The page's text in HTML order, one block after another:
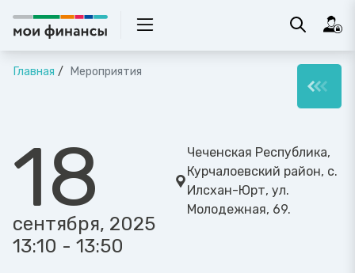
Главная Мероприятия
18
сентября, 2025
13:10 - 13:50
Чеченская Республика,
Курчалоевский район, с.
Илсхан-Юрт, ул.
Молодежная, 69.